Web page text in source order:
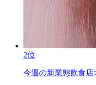
2位
今週の新業態飲食店